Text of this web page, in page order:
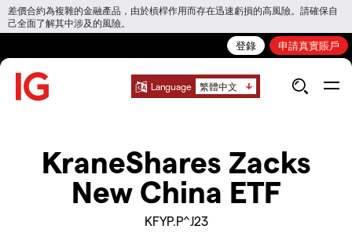
差價合約為複雜的金融產品，由於槓桿作用而存在迅速虧損的高風險。請確保自
己全面了解其中涉及的風險。
登錄 申請真實賬戶
Language 繁體中文
KraneShares Zacks
New China ETF
KFYP.P^J23